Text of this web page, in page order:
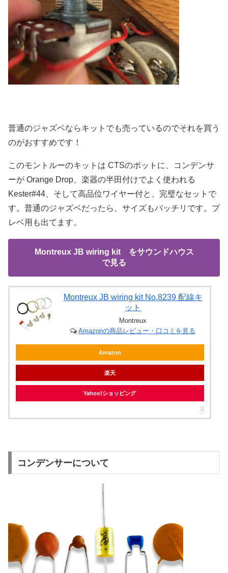
普通のジャズベならキットでも売っているのでそれを買う
のがおすすめです！
このモントルーのキットは CTSのポットに、コンデンサ
ーが Orange Drop、楽器の半田付けでよく使われる
Kester#44、そして高品位ワイヤー付と、完璧なセットで
す。普通のジャズベだったら、サイズもバッチリです。プ
レベ用も出てます。
Montreux JB wiring kit をサウンドハウス
で見る
Montreux JB wiring kit No.8239 配線キ
ット
Montreux
Amazonの商品レビュー・口コミを見る
Amazon
楽天
Yahoo!ショッピング
コンデンサーについて